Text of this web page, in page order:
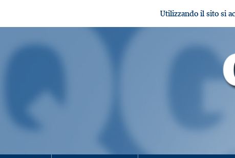
Utilizzando il sito si